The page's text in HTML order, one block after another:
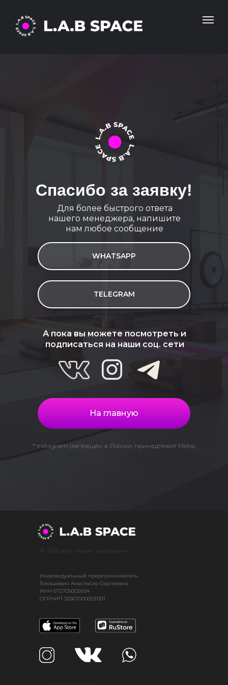
Спасибо за заявку!
Для более быстрого ответа
нашего менеджера, напишите
нам любое сообщение
А пока вы можете посмотреть и
подписаться на наши соц. сети
* Instagram (запрещён в России, принадлежит Meta)
WHATSAPP
TELEGRAM
На главную
© 2022 все права защищены
Индивидуальный предприниматель
Томашевич Анастасия Сергеевна
ИНН 672705002604
ОГРНИП 325670000031331